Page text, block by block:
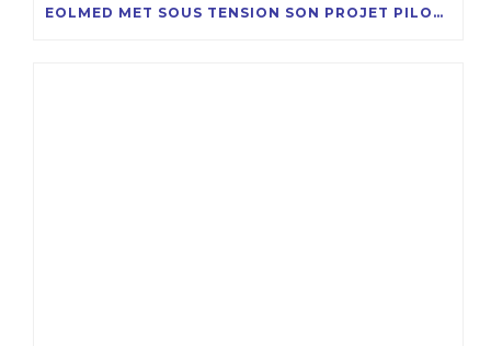
EOLMED MET SOUS TENSION SON PROJET PILOTE D’ÉOLIENNES FLOTTANTES